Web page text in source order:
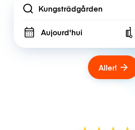
Location
Aujourd'hui
Aller!